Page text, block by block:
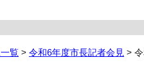
覧 > 令和6年度市長記者会見 >